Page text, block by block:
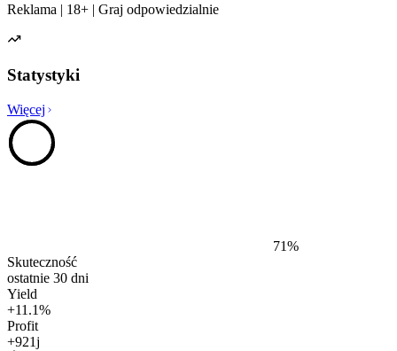
Reklama | 18+ | Graj odpowiedzialnie
Statystyki
Więcej
71%
Skuteczność
ostatnie 30 dni
Yield
+11.1%
Profit
+921j